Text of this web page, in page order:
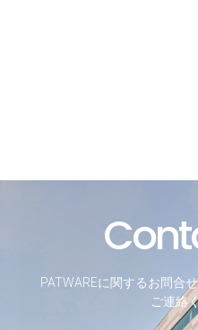
PATWAREに関するお問合
ご連絡